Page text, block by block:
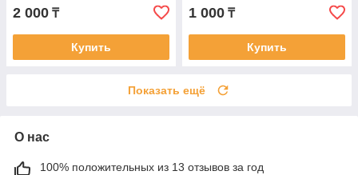
2 000 ₸
Купить
1 000 ₸
Купить
Показать ещё
О нас
100% положительных из 13 отзывов за год